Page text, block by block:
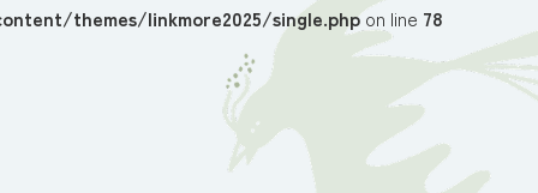
themes/linkmore2025/single.phpon line 78